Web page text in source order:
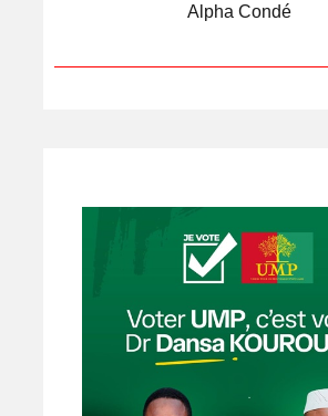
Alpha Condé